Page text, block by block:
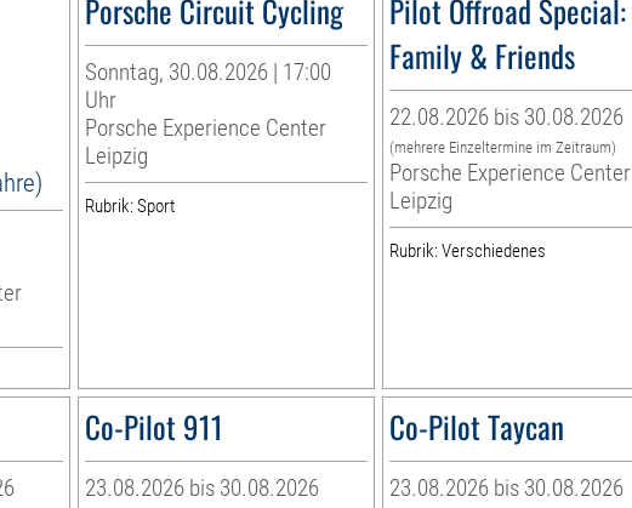
Porsche Circuit Cycling
Sonntag, 30.08.2026 | 17:00
Uhr
Porsche Experience Center
Leipzig
Rubrik: Sport
Pilot Offroad Special:
Family & Friends
22.08.2026 bis 30.08.2026
(mehrere Einzeltermine im Zeitraum)
Porsche Experience Center
Leipzig
Rubrik: Verschiedenes
Co-Pilot 911
23.08.2026 bis 30.08.2026
Co-Pilot Taycan
23.08.2026 bis 30.08.2026